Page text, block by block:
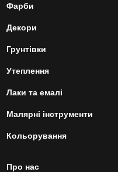
Фарби
Декори
Грунтівки
Утеплення
Лаки та емалі
Малярні інструменти
Кольорування
Про нас